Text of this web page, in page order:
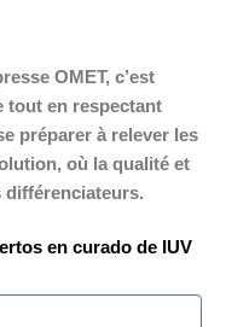
OMET, c’est
tout en respectant
préparer à relever les
où la qualité et
différenciateurs.
en curado de IUV